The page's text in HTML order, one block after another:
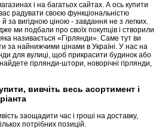
і на багатьох сайтах. А ось купити
вас радувати своєю функціональністю
за вигідною ціною - завдання не з легких.
ми подбали про своїх покупців і створили
називається «Гірлянди». Саме тут ви
за найнижчими цінами в Україні. У нас на
для вулиці, щоб прикрасити будинок або
гірлянди-штори, новорічні гірлянди,
вивчіть весь асортимент і
заощадити час і гроші на доставку,
потрібних позицій.